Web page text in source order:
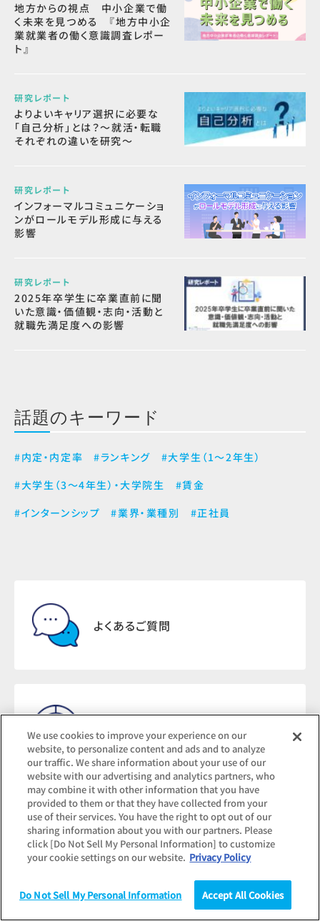
統計（データ） コラム
地方からの視点 中小企業で働
く未来を見つめる 『地方中小企
業就業者の働く意識調査レポー
ト』
研究レポート
よりよいキャリア選択に必要な
「自己分析」とは？～就活・転職
それぞれの違いを研究～
研究レポート
インフォーマルコミュニケーショ
ンがロールモデル形成に与える
影響
研究レポート
2025年卒学生に卒業直前に聞
いた意識・価値観・志向・活動と
就職先満足度への影響
話題のキーワード
#内定・内定率 #ランキング
#大学生（1～2年生）
#大学生（3～4年生）・大学院生
#賃金
#インターンシップ
#業界・業種別 #正社員
よくあるご質問
調査結果のお問い合わせ
記事転載・報道関連の
お問い合わせ
We use cookies to improve your experience on our
website, to personalize content and ads and to analyze
our traffic. We share information about your use of our
website with our advertising and analytics partners, who
may combine it with other information that you have
provided to them or that they have collected from your
use of their services. You have the right to opt out of our
sharing information about you with our partners. Please
click [Do Not Sell My Personal Information] to customize
your cookie settings on our website. Privacy Policy
Do Not Sell My Personal Information Accept All Cookies